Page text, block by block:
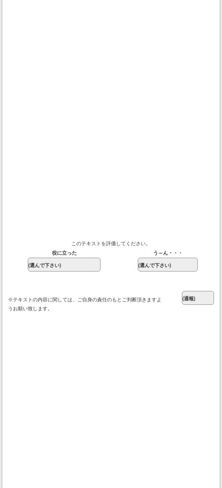
このテキストを評価してください。
役に立った
う～ん・・・
※テキストの内容に関しては、ご自身の責任のもとご判断頂きますよ
うお願い致します。